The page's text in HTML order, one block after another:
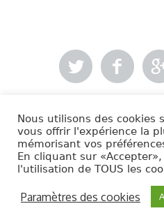
-
Cirest © 2020 |
Nous utilisons des cookies
vous offrir l'expérience la
mémorisant vos
En cliquant sur
l'utilisation de TOUS les
Paramètres des cookies